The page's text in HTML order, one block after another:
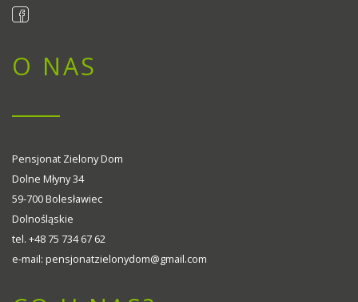
O NAS
Pensjonat Zielony Dom
Dolne Młyny 34
59-700 Bolesławiec
Dolnośląskie
tel. +48 75 734 67 62
e-mail: pensjonatzielonydom@gmail.com